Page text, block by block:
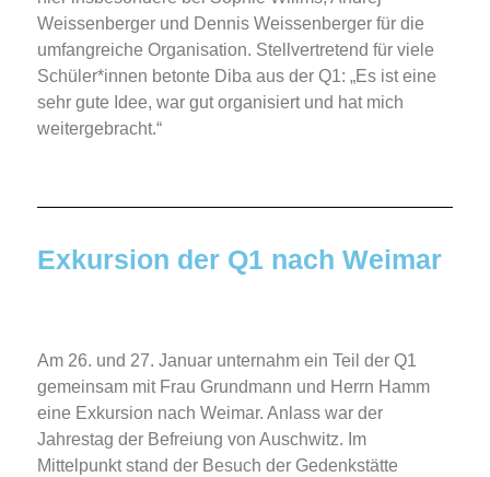
Weissenberger und Dennis Weissenberger für die
umfangreiche Organisation. Stellvertretend für viele
Schüler*innen betonte Diba aus der Q1: „Es ist eine
sehr gute Idee, war gut organisiert und hat mich
weitergebracht.“
Exkursion der Q1 nach Weimar
Am 26. und 27. Januar unternahm ein Teil der Q1
gemeinsam mit Frau Grundmann und Herrn Hamm
eine Exkursion nach Weimar. Anlass war der
Jahrestag der Befreiung von Auschwitz. Im
Mittelpunkt stand der Besuch der Gedenkstätte